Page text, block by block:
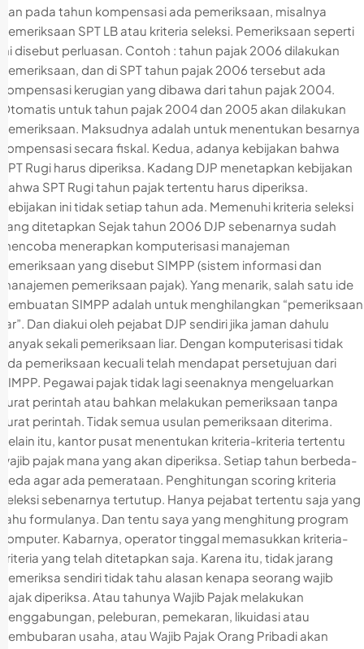
dan pada tahun kompensasi ada pemeriksaan, misalnya
pemeriksaan SPT LB atau kriteria seleksi. Pemeriksaan seperti
ini disebut perluasan. Contoh : tahun pajak 2006 dilakukan
pemeriksaan, dan di SPT tahun pajak 2006 tersebut ada
kompensasi kerugian yang dibawa dari tahun pajak 2004.
Otomatis untuk tahun pajak 2004 dan 2005 akan dilakukan
pemeriksaan. Maksudnya adalah untuk menentukan besarnya
kompensasi secara fiskal. Kedua, adanya kebijakan bahwa
SPT Rugi harus diperiksa. Kadang DJP menetapkan kebijakan
bahwa SPT Rugi tahun pajak tertentu harus diperiksa.
Kebijakan ini tidak setiap tahun ada. Memenuhi kriteria seleksi
yang ditetapkan Sejak tahun 2006 DJP sebenarnya sudah
mencoba menerapkan komputerisasi manajeman
pemeriksaan yang disebut SIMPP (sistem informasi dan
manajemen pemeriksaan pajak). Yang menarik, salah satu ide
pembuatan SIMPP adalah untuk menghilangkan “pemeriksaan
liar”. Dan diakui oleh pejabat DJP sendiri jika jaman dahulu
banyak sekali pemeriksaan liar. Dengan komputerisasi tidak
ada pemeriksaan kecuali telah mendapat persetujuan dari
SIMPP. Pegawai pajak tidak lagi seenaknya mengeluarkan
surat perintah atau bahkan melakukan pemeriksaan tanpa
surat perintah. Tidak semua usulan pemeriksaan diterima.
Selain itu, kantor pusat menentukan kriteria-kriteria tertentu
wajib pajak mana yang akan diperiksa. Setiap tahun berbeda-
beda agar ada pemerataan. Penghitungan scoring kriteria
seleksi sebenarnya tertutup. Hanya pejabat tertentu saja yang
tahu formulanya. Dan tentu saya yang menghitung program
komputer. Kabarnya, operator tinggal memasukkan kriteria-
kriteria yang telah ditetapkan saja. Karena itu, tidak jarang
pemeriksa sendiri tidak tahu alasan kenapa seorang wajib
pajak diperiksa. Atau tahunya Wajib Pajak melakukan
penggabungan, peleburan, pemekaran, likuidasi atau
pembubaran usaha, atau Wajib Pajak Orang Pribadi akan